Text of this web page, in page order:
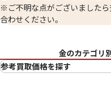
※ご不明な点がございました
合わせください。
金のカテゴリ
参考買取価格を探す